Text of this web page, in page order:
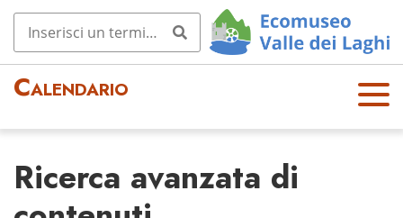
Calendario
OPE
N
Ricerca avanzata di